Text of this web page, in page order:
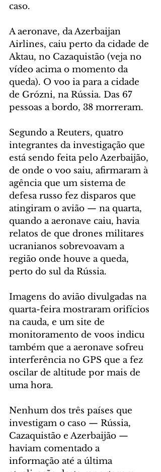
caso.
A aeronave, da Azerbaijan
Airlines, caiu perto da cidade de
Aktau, no Cazaquistão (veja no
vídeo acima o momento da
queda). O voo ia para a cidade
de Grózni, na Rússia. Das 67
pessoas a bordo, 38 morreram.
Segundo a Reuters, quatro
integrantes da investigação que
está sendo feita pelo Azerbaijão,
de onde o voo saiu, afirmaram à
agência que um sistema de
defesa russo fez disparos que
atingiram o avião — na quarta,
quando a aeronave caiu, havia
relatos de que drones militares
ucranianos sobrevoavam a
região onde houve a queda,
perto do sul da Rússia.
Imagens do avião divulgadas na
quarta-feira mostraram orifícios
na cauda, e um site de
monitoramento de voos indicu
também que a aeronave sofreu
interferência no GPS que a fez
oscilar de altitude por mais de
uma hora.
Nenhum dos três países que
investigam o caso — Rússia,
Cazaquistão e Azerbaijão —
haviam comentado a
informação até a última